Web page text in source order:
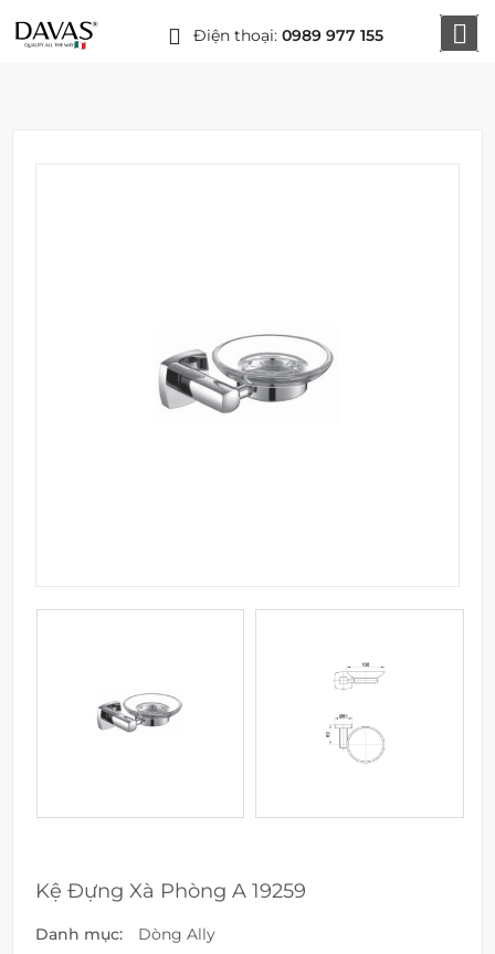
Điện thoại: 0989 977 155
Kệ Đựng Xà Phòng A 19259
Danh mục: Dòng Ally